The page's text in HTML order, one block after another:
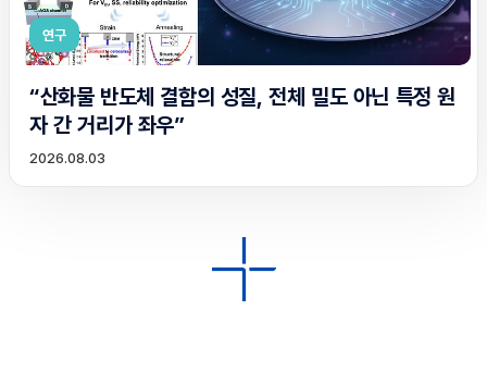
연구
“산화물 반도체 결함의 성질, 전체 밀도 아닌 특정 원
자 간 거리가 좌우”
2026.08.03